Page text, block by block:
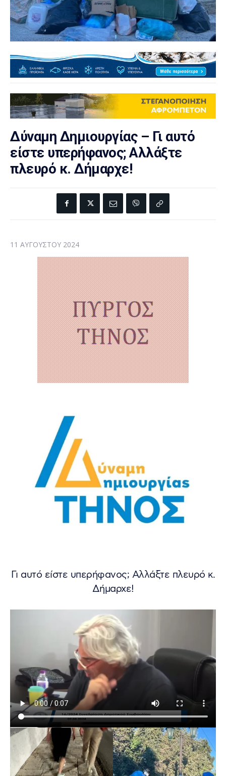
Δύναμη Δημιουργίας – Γι αυτό
είστε υπερήφανος; Αλλάξτε
πλευρό κ. Δήμαρχε!
11 ΑΥΓΟΎΣΤΟΥ 2024
Γι αυτό είστε υπερήφανος; Αλλάξτε πλευρό κ.
Δήμαρχε!